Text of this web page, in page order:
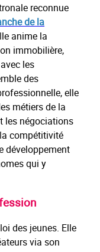
reconnue
de la
anime la
immobilière,
les
des
elle
métiers de la
les négociations
compétitivité
développement
qui y
des jeunes. Elle
via son